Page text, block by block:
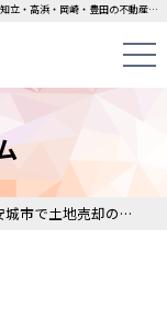
安城市で土地売却の相談が増えて･･･｜不動産売却コラム｜安城・刈谷・知立・高浜・岡崎・豊田の不動産売却・買取・査定なら三河不動産売却センターにお任せください！土地・中古一戸建ての即日無料査定・即金買取を行っています！
安城市で土地売却の相談が増えている理由とは？相続・空き家問題と住宅需要の変化を解説